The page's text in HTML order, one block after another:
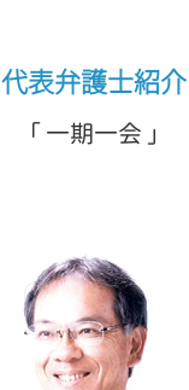
代表弁護士紹介
「 一期一会 」